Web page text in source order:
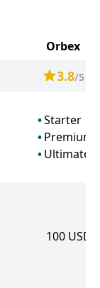
Orbex
3.8/5
Starter
Premium
Ultimate
100 USD